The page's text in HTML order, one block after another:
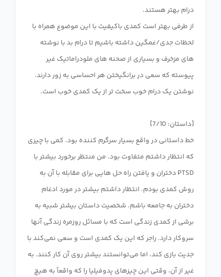
از طرفی بهتر است کمدی باکیفیت با این موضوع همراه با
لحظات جدی/غمگین داشته باشیم تا درام بد با نوشته
های مزخرف و بسیاری از صحنه های ملودراماتیک غیر
پیوسته که سعی در برانگیختن هر احساسی به زور دارند.
خط داستانی در واقع بسیار سرگرم کننده بود. کمی با چیزی
که انتظار داشتم متفاوت بود. من منتظر برخورد بیشتر با
PTSD دختران و یافتن راه حل هایی برای مقابله با آن به
روش کمدی بودم. انتظار داشتم بیشتر در مورد ادغام
دختران به جامعه باشم. شخصیت داستان بیشتر شبیه به
برشی از کمدی زندگی است که با مسائل روزمره زندگی آنها
سروکار دارد. راجر که این یک کمدی است و سعی نمی‌کند با
جدیت بازی کند، اما می‌توانستند بیشتر روی آن کار کنند. به
غیر از آن، وقتی این چیزهای پدوفیلیا را که واقعاً به هیچ